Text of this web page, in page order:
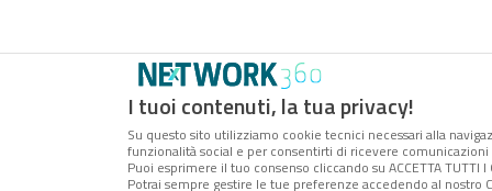
I tuoi contenuti, la tua privacy!
Su questo sito utilizziamo cookie tecnici necessari alla
funzionalità social e per consentirti di ricevere
Puoi esprimere il tuo consenso cliccando su ACCETTA
Potrai sempre gestire le tue preferenze accedendo al nostro